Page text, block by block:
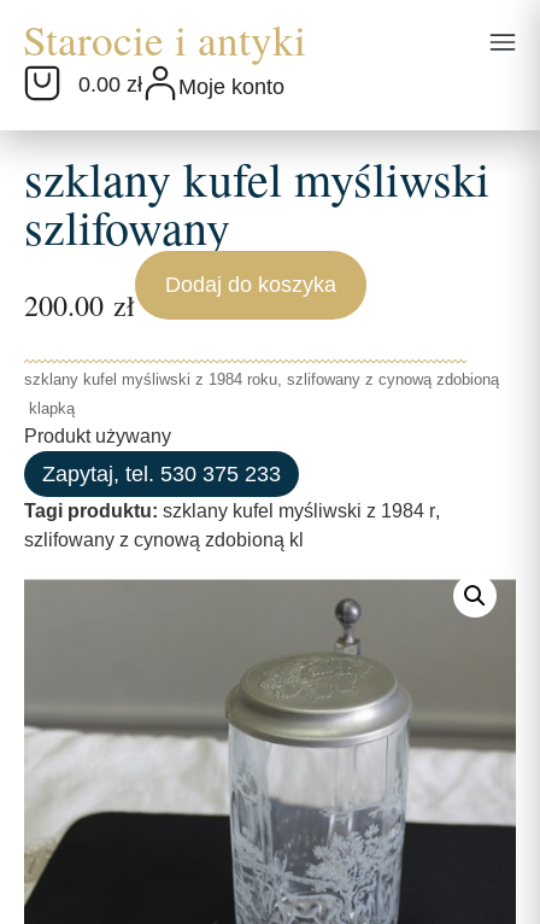
0.00 zł Moje konto
szklany kufel myśliwski
szlifowany
200.00 zł
Dodaj do koszyka
szklany kufel myśliwski z 1984 roku, szlifowany z cynową zdobioną
klapką
Produkt używany
Zapytaj, tel. 530 375 233
Tagi produktu: szklany kufel myśliwski z 1984 r,
szlifowany z cynową zdobioną kl